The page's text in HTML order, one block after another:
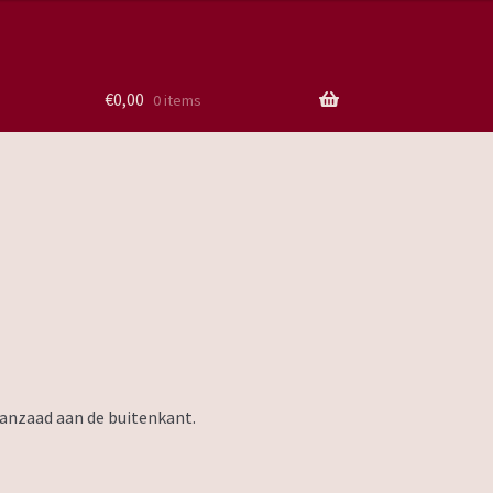
€0,00 0 items
aan de buitenkant.